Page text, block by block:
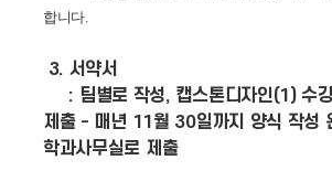
합니다.
3. 서약서
: 팀별로 작성, 캡스톤디자인(1) 수
제출 - 매년 11월 30일까지 양식 작성
학과사무실로 제출